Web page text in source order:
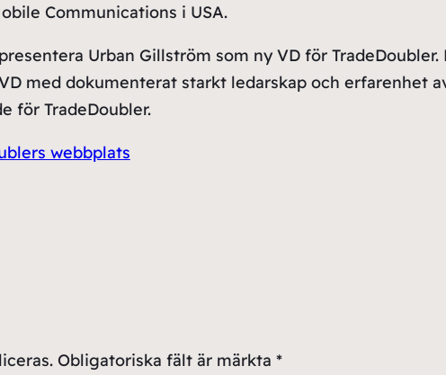
Communications i USA.
Urban Gillström som ny VD för
med dokumenterat starkt ledarskap och erfarenhet
för TradeDoubler.
webbplats
Obligatoriska fält är märkta *